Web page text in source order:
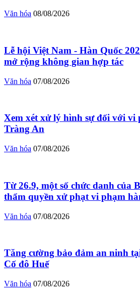
Văn hóa 08/08/2026
Lễ hội Việt Nam - Hàn Quốc
mở rộng không gian hợp tác
Văn hóa 07/08/2026
Xem xét xử lý hình sự đối với vi
Tràng An
Văn hóa 07/08/2026
Từ 26.9, một số chức danh của
thẩm quyền xử phạt vi phạm
Văn hóa 07/08/2026
Tăng cường bảo đảm an ninh
Cố đô Huế
Văn hóa 07/08/2026